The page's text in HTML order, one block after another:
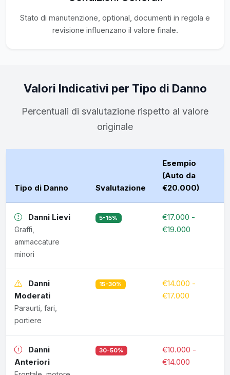
Stato di manutenzione, optional, documenti in regola e
revisione influenzano il valore finale.
Valori Indicativi per Tipo di Danno
Percentuali di svalutazione rispetto al valore
originale
Tipo di Danno Svalutazione
Esempio
(Auto da
€20.000)
Danni Lievi
Graffi,
ammaccature
minori
5-15%
€17.000 -
€19.000
Danni
Moderati
Paraurti, fari,
portiere
15-30%
€14.000 -
€17.000
Danni
Anteriori
30-50%
€10.000 -
€14.000